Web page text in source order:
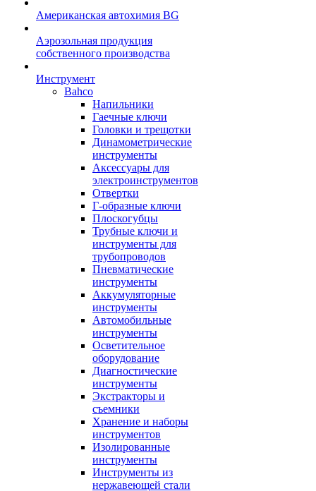
Американская автохимия BG
Аэрозольная продукция
собственного производства
Инструмент
Bahco
Напильники
Гаечные ключи
Головки и трещотки
Динамометрические
инструменты
Аксессуары для
электроинструментов
Отвертки
Г-образные ключи
Плоскогубцы
Трубные ключи и
инструменты для
трубопроводов
Пневматические
инструменты
Аккумуляторные
инструменты
Автомобильные
инструменты
Осветительное
оборудование
Диагностические
инструменты
Экстракторы и
съемники
Хранение и наборы
инструментов
Изолированные
инструменты
Инструменты из
нержавеющей стали